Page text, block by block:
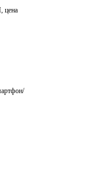
цена